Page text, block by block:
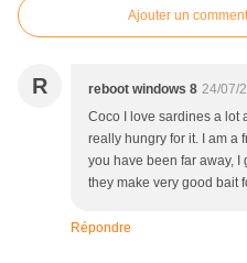
Ajouter un
R reboot windows 8 24/07/
Coco I love sardines a lot
really hungry for it. I am a
you have been far away, I
they make very good bait
Répondre